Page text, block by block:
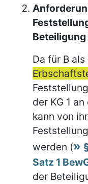
Beteiligung
Da für B
der KG 1
kann von
werden (
Satz 1
der